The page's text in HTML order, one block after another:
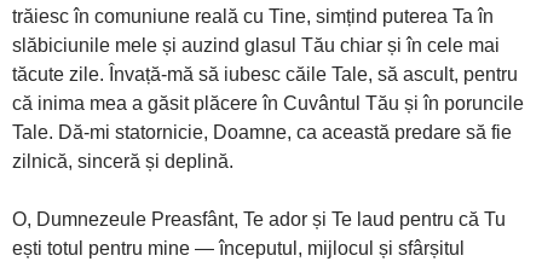
trăiesc în comuniune reală cu Tine, simțind puterea Ta în
slăbiciunile mele și auzind glasul Tău chiar și în cele mai
tăcute zile. Învață-mă să iubesc căile Tale, să ascult, pentru
că inima mea a găsit plăcere în Cuvântul Tău și în poruncile
Tale. Dă-mi statornicie, Doamne, ca această predare să fie
zilnică, sinceră și deplină.
O, Dumnezeule Preasfânt, Te ador și Te laud pentru că Tu
ești totul pentru mine — începutul, mijlocul și sfârșitul